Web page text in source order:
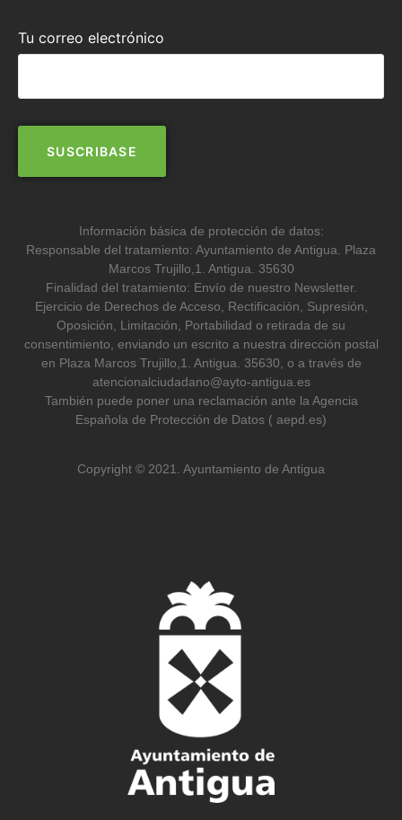
Tu correo electrónico
Información básica de protección de datos:
Responsable del tratamiento: Ayuntamiento de Antigua. Plaza
Marcos Trujillo,1. Antigua. 35630
Finalidad del tratamiento: Envío de nuestro Newsletter.
Ejercicio de Derechos de Acceso, Rectificación, Supresión,
Oposición, Limitación, Portabilidad o retirada de su
consentimiento, enviando un escrito a nuestra dirección postal
en Plaza Marcos Trujillo,1. Antigua. 35630, o a través de
atencionalciudadano@ayto-antigua.es
También puede poner una reclamación ante la Agencia
Española de Protección de Datos ( aepd.es)
Copyright © 2021. Ayuntamiento de Antigua